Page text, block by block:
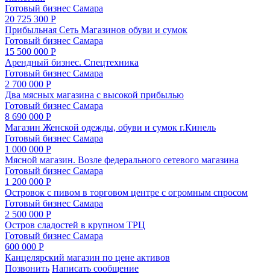
Готовый бизнес Самара
20 725 300 Р
Прибыльная Сеть Магазинов обуви и сумок
Готовый бизнес Самара
15 500 000 Р
Арендный бизнес. Спецтехника
Готовый бизнес Самара
2 700 000 Р
Два мясных магазина с высокой прибылью
Готовый бизнес Самара
8 690 000 Р
Магазин Женской одежды, обуви и сумок г.Кинель
Готовый бизнес Самара
1 000 000 Р
Мясной магазин. Возле федерального сетевого магазина
Готовый бизнес Самара
1 200 000 Р
Островок с пивом в торговом центре с огромным спросом
Готовый бизнес Самара
2 500 000 Р
Остров сладостей в крупном ТРЦ
Готовый бизнес Самара
600 000 Р
Канцелярский магазин по цене активов
Позвонить Написать сообщение